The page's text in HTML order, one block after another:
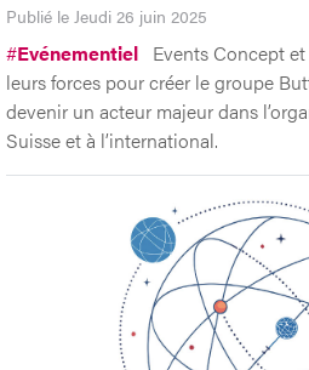
Publié le Jeudi 26 juin 2025
#Evénementiel Events Concept
leurs forces pour créer le groupe
devenir un acteur majeur dans
Suisse et à l’international.